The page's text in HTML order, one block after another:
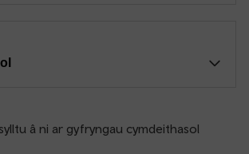
â ni ar gyfryngau cymdeithasol